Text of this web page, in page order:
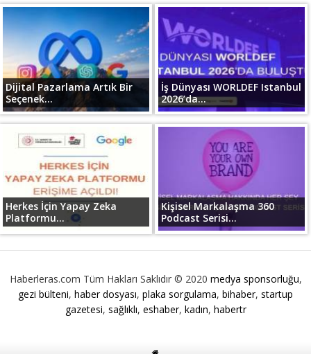
Dijital Pazarlama Artık Bir
Seçenek...
İş Dünyası WORLDEF Istanbul
2026’da...
Herkes İçin Yapay Zeka
Platformu...
Kişisel Markalaşma 360
Podcast Serisi...
Haberleras.com Tüm Hakları Saklıdır © 2020 medya sponsorluğu,
gezi bülteni, haber dosyası, plaka sorgulama, bihaber, startup
gazetesi, sağlıklı, eshaber, kadın, habertr